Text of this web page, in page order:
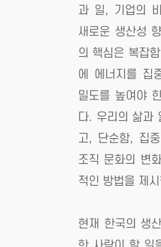
과 일, 기업의
새로운 생산성
의 핵심은 복잡
에 에너지를 집
밀도를 높여야
다. 우리의 삶과
고, 단순함, 집
조직 문화의 변
적인 방법을 제
현재 한국의 생